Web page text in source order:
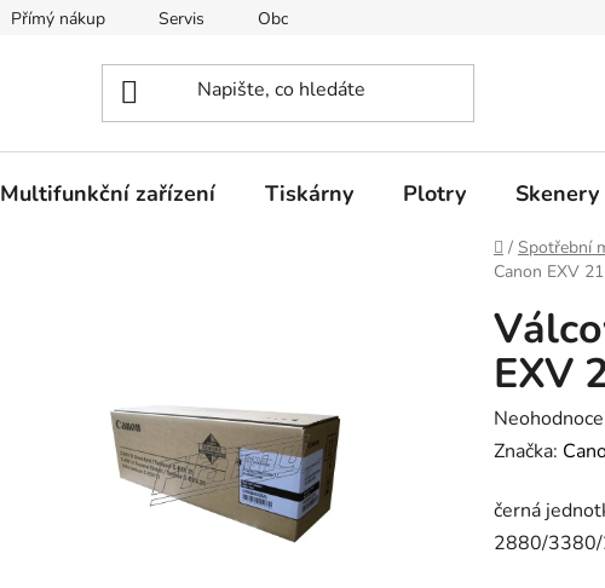
Přímý nákup Servis Obchodní podmínky
Multifunkční zařízení Tiskárny Plotry Skenery
Domů
/ Spotřební
Canon EXV
EXV
Průměrné
hodnocení
je
0,0
Značka:
černá
2880/